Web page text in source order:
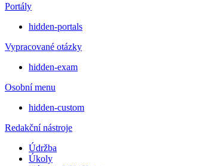
Portály
hidden-portals
Vypracované otázky
hidden-exam
Osobní menu
hidden-custom
Redakční nástroje
Údržba
Úkoly